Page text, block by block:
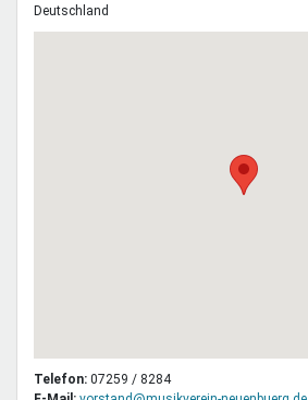
Deutschland
Telefon: 07259 / 8284